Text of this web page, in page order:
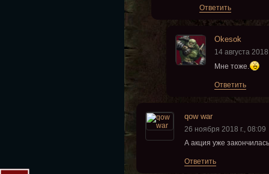
Ответить
Okesok
14 августа
Мне тоже.
Ответить
qow war
26 ноября 2018 г., 08:09
А акция уже
Ответить